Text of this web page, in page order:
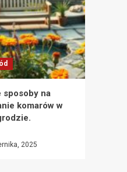
sposoby na
komarów w
2025